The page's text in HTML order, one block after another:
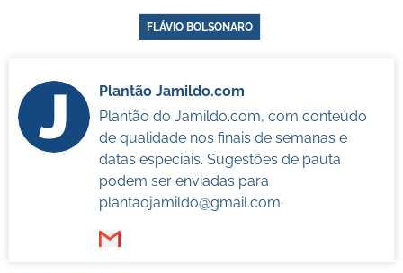
FLÁVIO BOLSONARO
Plantão Jamildo.com
Plantão do Jamildo.com, com conteúdo
de qualidade nos finais de semanas e
datas especiais. Sugestões de pauta
podem ser enviadas para
plantaojamildo@gmail.com.